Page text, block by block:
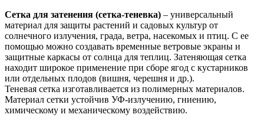
Сетка для затенения (сетка-теневка) – универсальный
материал для защиты растений и садовых культур от
солнечного излучения, града, ветра, насекомых и птиц. С ее
помощью можно создавать временные ветровые экраны и
защитные каркасы от солнца для теплиц. Затеняющая сетка
находит широкое применение при сборе ягод с кустарников
или отдельных плодов (вишня, черешня и др.).
Теневая сетка изготавливается из полимерных материалов.
Материал сетки устойчив УФ-излучению, гниению,
химическому и механическому воздействию.